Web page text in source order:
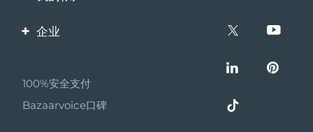
保修与退换货
产品注册
企业
伙伴计划
联盟新闻
100%安全支付
Bazaarvoice口碑